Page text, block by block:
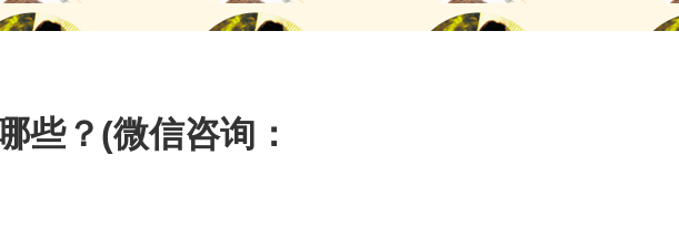
些？(微信咨询：